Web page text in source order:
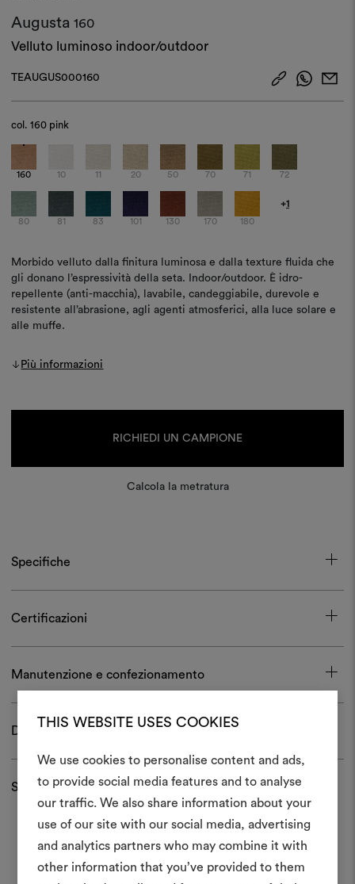
THIS WEBSITE USES COOKIES
We use cookies to personalise content and ads,
to provide social media features and to analyse
our traffic. We also share information about your
use of our site with our social media, advertising
and analytics partners who may combine it with
other information that you’ve provided to them
Augusta160
Velluto luminoso indoor/outdoor
TEAUGUS000160
col.160 pink
160 10 11 20 50 70 71 72
80 81 83 101 130 170 180
+1
Morbido velluto dalla finitura luminosa e dalla texture fluida che
gli donano l’espressività della seta. Indoor/outdoor. È idro-
repellente (anti-macchia), lavabile, candeggiabile, durevole e
resistente all’abrasione, agli agenti atmosferici, alla luce solare e
alle muffe.
Più informazioni
RICHIEDI UN CAMPIONE
Calcola la metratura
Specifiche
Certificazioni
Manutenzione e confezionamento
Download
Spedizioni e resi
Crea
Uno strumento interattivo
e condividere le tue idee,